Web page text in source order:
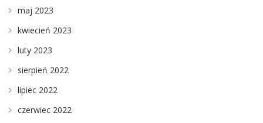
maj 2023
kwiecień 2023
luty 2023
sierpień 2022
lipiec 2022
czerwiec 2022